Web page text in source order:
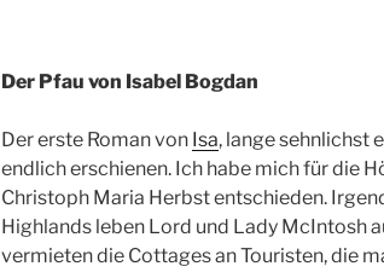
Der Pfau von Isabel Bogdan
Der erste Roman von Isa, lange sehnlichst
endlich erschienen. Ich habe mich für die
Christoph Maria Herbst entschieden.
Highlands leben Lord und Lady McIntosh
vermieten die Cottages an Touristen, die